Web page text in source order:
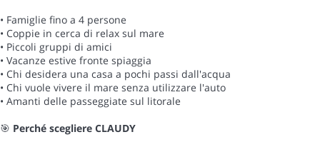
• Famiglie fino a 4 persone
• Coppie in cerca di relax sul mare
• Piccoli gruppi di amici
• Vacanze estive fronte spiaggia
• Chi desidera una casa a pochi passi dall'acqua
• Chi vuole vivere il mare senza utilizzare l'auto
• Amanti delle passeggiate sul litorale
🎯 Perché scegliere CLAUDY